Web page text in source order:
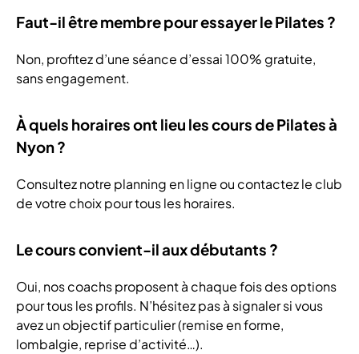
Faut-il être membre pour essayer le Pilates ?
Non, profitez d’une séance d’essai 100% gratuite,
sans engagement.
À quels horaires ont lieu les cours de Pilates à
Nyon ?
Consultez notre planning en ligne ou contactez le club
de votre choix pour tous les horaires.
Le cours convient-il aux débutants ?
Oui, nos coachs proposent à chaque fois des options
pour tous les profils. N’hésitez pas à signaler si vous
avez un objectif particulier (remise en forme,
lombalgie, reprise d’activité…).